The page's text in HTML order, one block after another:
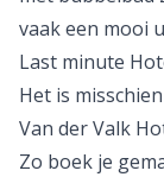
vaak een mooi
Last minute
Het is
Van der Valk
Zo boek je